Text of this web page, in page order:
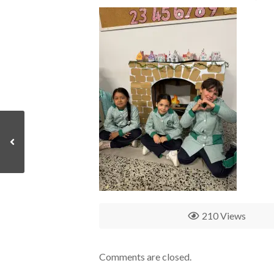
210 Views
Comments are closed.